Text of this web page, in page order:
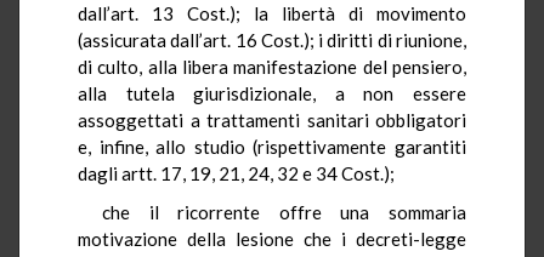
dall’art. 13 Cost.); la libertà di movimento
(assicurata dall’art. 16 Cost.); i diritti di riunione,
di culto, alla libera manifestazione del pensiero,
alla tutela giurisdizionale, a non essere
assoggettati a trattamenti sanitari obbligatori
e, infine, allo studio (rispettivamente garantiti
dagli artt. 17, 19, 21, 24, 32 e 34 Cost.);
che il ricorrente offre una sommaria
motivazione della lesione che i decreti-legge